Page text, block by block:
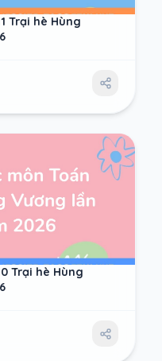
Trại hè Hùng
Trại hè Hùng